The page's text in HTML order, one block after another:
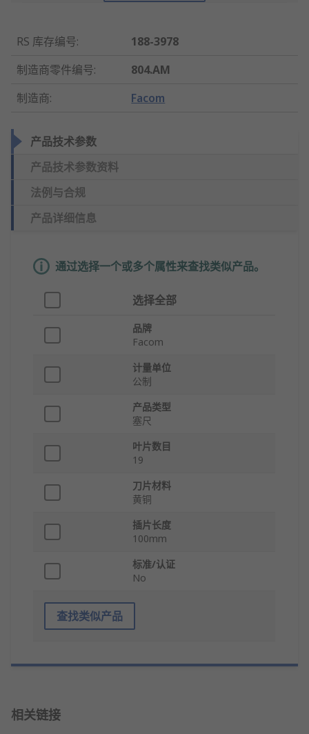
RS 库存编号:
188-3978
制造商零件编号:
804.AM
制造商: Facom
产品技术参数
产品技术参数资料
法例与合规
产品详细信息
通过选择一个或多个属性来查找类似产品。
选择全部
品牌
Facom
计量单位
公制
产品类型
塞尺
叶片数目
19
刀片材料
黄铜
插片长度
100mm
标准/认证
No
查找类似产品
相关链接